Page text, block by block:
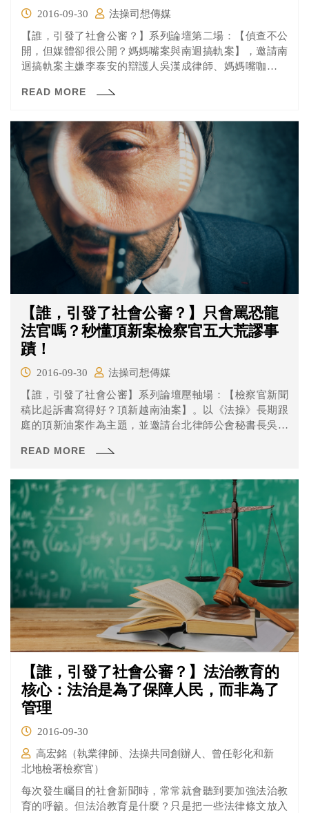
2016-09-30
法操司想傳媒
【誰，引發了社會公審？】系列論壇第二場：【偵查不公
開，但媒體卻很公開？媽媽嘴案與南迴搞軌案】，邀請南
迴搞軌案主嫌李泰安的辯護人吳漢成律師、媽媽嘴咖啡廳
案和南迴搞軌案這兩起在台灣社會引發轟動的命案，探討
READ MORE
【誰，引發了社會公審？】只會罵恐龍
法官嗎？秒懂頂新案檢察官五大荒謬事
蹟！
2016-09-30
法操司想傳媒
【誰，引發了社會公審】系列論壇壓軸場：【檢察官新聞
稿比起訴書寫得好？頂新越南油案】。以《法操》長期跟
庭的頂新油案作為主題，並邀請台北律師公會秘書長吳至
律師，一同與民眾探討頂新油案發展至今的種種荒謬處，
READ MORE
【誰，引發了社會公審？】法治教育的
核心：法治是為了保障人民，而非為了
管理
2016-09-30
高宏銘（執業律師、法操共同創辦人、曾任彰化和新
北地檢署檢察官）
每次發生矚目的社會新聞時，常常就會聽到要加強法治教
育的呼籲。但法治教育是什麼？只是把一些法律條文放入